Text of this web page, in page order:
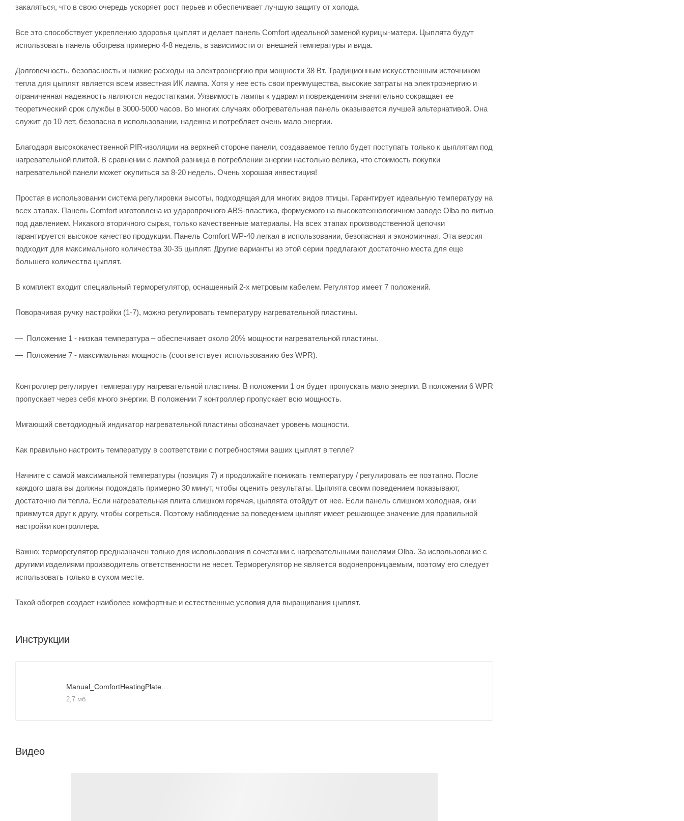
закаляться, что в свою очередь ускоряет рост перьев и обеспечивает лучшую защиту от холода.
Все это способствует укреплению здоровья цыплят и делает панель Comfort идеальной заменой курицы-матери. Цыплята будут
использовать панель обогрева примерно 4-8 недель, в зависимости от внешней температуры и вида.
Долговечность, безопасность и низкие расходы на электроэнергию при мощности 38 Вт. Традиционным искусственным источником
тепла для цыплят является всем известная ИК лампа. Хотя у нее есть свои преимущества, высокие затраты на электроэнергию и
ограниченная надежность являются недостатками. Уязвимость лампы к ударам и повреждениям значительно сокращает ее
теоретический срок службы в 3000-5000 часов. Во многих случаях обогревательная панель оказывается лучшей альтернативой. Она
служит до 10 лет, безопасна в использовании, надежна и потребляет очень мало энергии.
Благодаря высококачественной PIR-изоляции на верхней стороне панели, создаваемое тепло будет поступать только к цыплятам под
нагревательной плитой. В сравнении с лампой разница в потреблении энергии настолько велика, что стоимость покупки
нагревательной панели может окупиться за 8-20 недель. Очень хорошая инвестиция!
Простая в использовании система регулировки высоты, подходящая для многих видов птицы. Гарантирует идеальную температуру на
всех этапах. Панель Comfort изготовлена из ударопрочного ABS-пластика, формуемого на высокотехнологичном заводе Olba по литью
под давлением. Никакого вторичного сырья, только качественные материалы. На всех этапах производственной цепочки
гарантируется высокое качество продукции. Панель Comfort WP-40 легкая в использовании, безопасная и экономичная. Эта версия
подходит для максимального количества 30-35 цыплят. Другие варианты из этой серии предлагают достаточно места для еще
большего количества цыплят.
В комплект входит специальный терморегулятор, оснащенный 2-х метровым кабелем. Регулятор имеет 7 положений.
Поворачивая ручку настройки (1-7), можно регулировать температуру нагревательной пластины.
Положение 1 - низкая температура – обеспечивает около 20% мощности нагревательной пластины.
Положение 7 - максимальная мощность (соответствует использованию без WPR).
Контроллер регулирует температуру нагревательной пластины. В положении 1 он будет пропускать мало энергии. В положении 6 WPR
пропускает через себя много энергии. В положении 7 контроллер пропускает всю мощность.
Мигающий светодиодный индикатор нагревательной пластины обозначает уровень мощности.
Как правильно настроить температуру в соответствии с потребностями ваших цыплят в тепле?
Начните с самой максимальной температуры (позиция 7) и продолжайте понижать температуру / регулировать ее поэтапно. После
каждого шага вы должны подождать примерно 30 минут, чтобы оценить результаты. Цыплята своим поведением показывают,
достаточно ли тепла. Если нагревательная плита слишком горячая, цыплята отойдут от нее. Если панель слишком холодная, они
прижмутся друг к другу, чтобы согреться. Поэтому наблюдение за поведением цыплят имеет решающее значение для правильной
настройки контроллера.
Важно: терморегулятор предназначен только для использования в сочетании с нагревательными панелями Olba. За использование с
другими изделиями производитель ответственности не несет. Терморегулятор не является водонепроницаемым, поэтому его следует
использовать только в сухом месте.
Такой обогрев создает наиболее комфортные и естественные условия для выращивания цыплят.
Инструкции
2,7 мб
Видео